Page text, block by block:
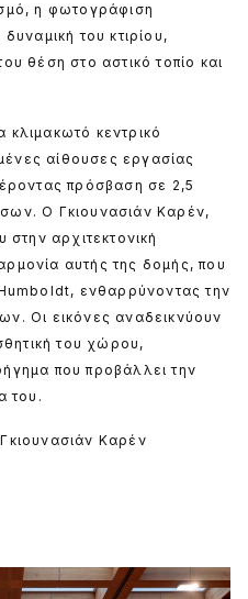
η φωτογράφιση
του κτιρίου,
θέση στο αστικό τοπίο και
κεντρικό
αίθουσες εργασίας
πρόσβαση σε 2,5
Ο Γκιουνασιάν Καρέν,
στην αρχιτεκτονική
αυτής της δομής, που
ενθαρρύνοντας την
Οι εικόνες αναδεικνύουν
του χώρου,
που προβάλλει την
του.
Καρέν